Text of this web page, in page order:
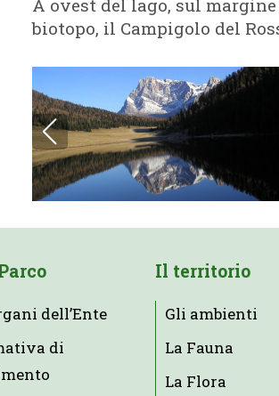
A ovest del lago, sul
biotopo, il Campigolo del
dell’Ente
di
Il territorio
Gli ambienti
La Fauna
La Flora